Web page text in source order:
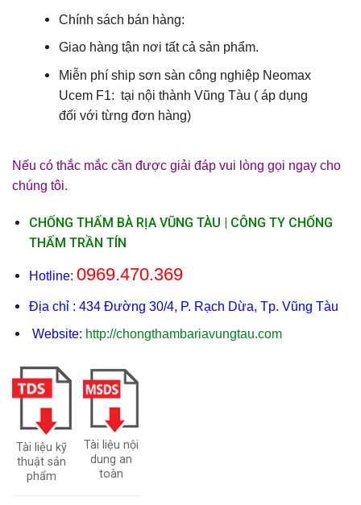
Chính sách bán hàng:
Giao hàng tận nơi tất cả sản phẩm.
Miễn phí ship sơn sàn công nghiệp Neomax
Ucem F1: tại nội thành Vũng Tàu ( áp dụng
đối với từng đơn hàng)
Nếu có thắc mắc cần được giải đáp vui lòng gọi ngay cho
chúng tôi.
CHỐNG THẤM BÀ RỊA VŨNG TÀU | CÔNG TY CHỐNG
THẤM TRẦN TÍN
Hotline: 0969.470.369
Địa chỉ : 434 Đường 30/4, P. Rạch Dừa, Tp. Vũng Tàu
Website: http://chongthambariavungtau.com
Tài liệu kỹ
thuật sản
phẩm
Tài liệu nội
dung an
toàn